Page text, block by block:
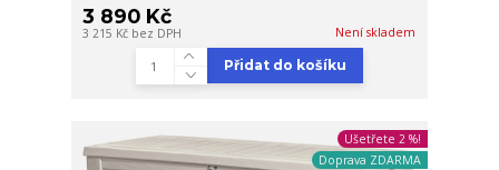
3 890 Kč
3 215 Kč bez DPH Není skladem
Přidat do košíku
Ušetřete 2 %!
Doprava ZDARMA